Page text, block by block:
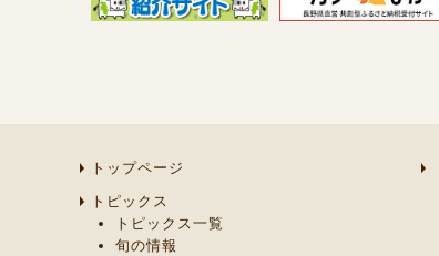
トップページ
トピックス
トピックス一覧
旬の情報